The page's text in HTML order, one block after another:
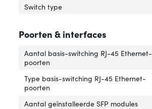
Switch type
Poorten & interfaces
Aantal basis-switching RJ-45 Ethernet-
poorten
Type basis-switching RJ-45 Ethernet-
poorten
Aantal geïnstalleerde SFP modules